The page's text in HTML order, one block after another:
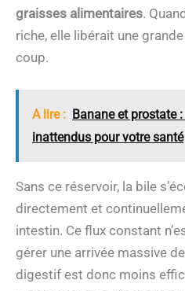
graisses alimentaires.
riche, elle libérait une
coup.
A lire : Banane et prostate
inattendus pour votre santé
Sans ce réservoir, la bile
directement et
intestin. Ce flux constant
gérer une arrivée massive
digestif est donc moins